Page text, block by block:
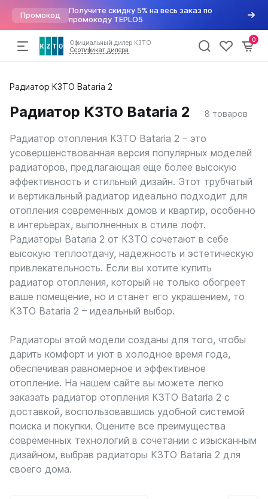
Промокод
Получите скидку 5% на весь заказ по
промокоду TEPLO5
Официальный дилер КЗТО
Сертификат дилера
0
Радиаторы
Комплектующие
%
Распродажа
Могут
трудности
с
получением
в
WhatsApp
и
другими
каналами
Написать
в
WhatsApp
Написать
в
Telegram
По параметрам
Вертикальные
Горизонтальные
Напольные
Квадратный профиль
Круглый профиль
Плоские
Высокие
Низкие
Для квартиры
В стиле лофт
Боковое подключение
Нижнее подключение
Стальные
Российские
Под окно
С терморегулятором
Тонкие
Узкие
По секциям
на 4 секции
на 5 секций
на 6 секций
Напольные конвекторы
Элегант Мини
Элегант В
Внутрипольные конвекторы
Бриз
Бриз Нерж
Бриз В
Бриз В Нерж
Бриз В Turbo
Бриз В Turbo Нерж
Арматура для радиаторов
Вентили для радиаторов
Краны шаровые
Кронштейны
Термостатические головки
Фитинги
Радиатор КЗТО Bataria 2
Радиатор КЗТО Bataria 2 8 товаров
Радиатор отопления КЗТО Bataria 2 – это
усовершенствованная версия популярных моделей
радиаторов, предлагающая еще более высокую
эффективность и стильный дизайн. Этот трубчатый
и вертикальный радиатор идеально подходит для
отопления современных домов и квартир, особенно
в интерьерах, выполненных в стиле лофт.
Радиаторы Bataria 2 от КЗТО сочетают в себе
высокую теплоотдачу, надежность и эстетическую
привлекательность. Если вы хотите купить
радиатор отопления, который не только обогреет
ваше помещение, но и станет его украшением, то
КЗТО Bataria 2 – идеальный выбор.
Радиаторы этой модели созданы для того, чтобы
дарить комфорт и уют в холодное время года,
обеспечивая равномерное и эффективное
отопление. На нашем сайте вы можете легко
заказать радиатор отопления КЗТО Bataria 2 с
доставкой, воспользовавшись удобной системой
поиска и покупки. Оцените все преимущества
современных технологий в сочетании с изысканным
дизайном, выбрав радиаторы КЗТО Bataria 2 для
своего дома.